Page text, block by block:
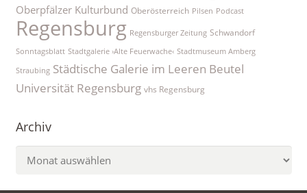
Oberpfälzer Kulturbund Oberösterreich Pilsen Podcast
Regensburg Regensburger Zeitung Schwandorf
Sonntagsblatt Stadtgalerie ›Alte Feuerwache‹ Stadtmuseum Amberg
Straubing Städtische Galerie im Leeren Beutel
Universität Regensburg vhs Regensburg
Archiv
Archiv